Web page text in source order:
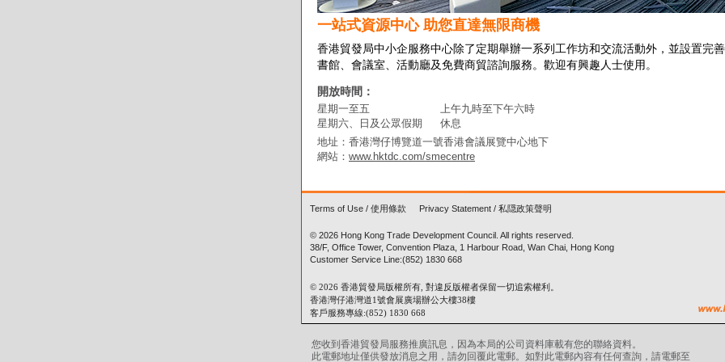
一站式資源中心 助您直達無限商機
香港貿發局中小企服務中心除了定期舉辦一系列工作坊和交流活動外，並設置完
書館、會議室、活動廳及免費商貿諮詢服務。歡迎有興趣人士使用。
開放時間：
星期一至五
上午九時至下午六時
星期六、日及公眾假期
休息
地址：香港灣仔博覽道一號香港會議展覽中心地下
網站： www.hktdc.com/smecentre
Terms of Use / 使用條款 Privacy Statement / 私隠政策聲明
© 2026 Hong Kong Trade Development Council. All rights reserved.
38/F, Office Tower, Convention Plaza, 1 Harbour Road, Wan Chai, Hong Kong
Customer Service Line:(852) 1830 668
© 2026 香港貿發局版權所有, 對違反版權者保留一切追索權利。
香港灣仔港灣道1號會展廣場辦公大樓38樓
客戶服務專線:(852) 1830 668
您收到香港貿發局服務推廣訊息，因為本局的公司資料庫載有您的聯絡資料。
此電郵地址僅供發放消息之用，請勿回覆此電郵。如對此電郵內容有任何查詢，請電郵至